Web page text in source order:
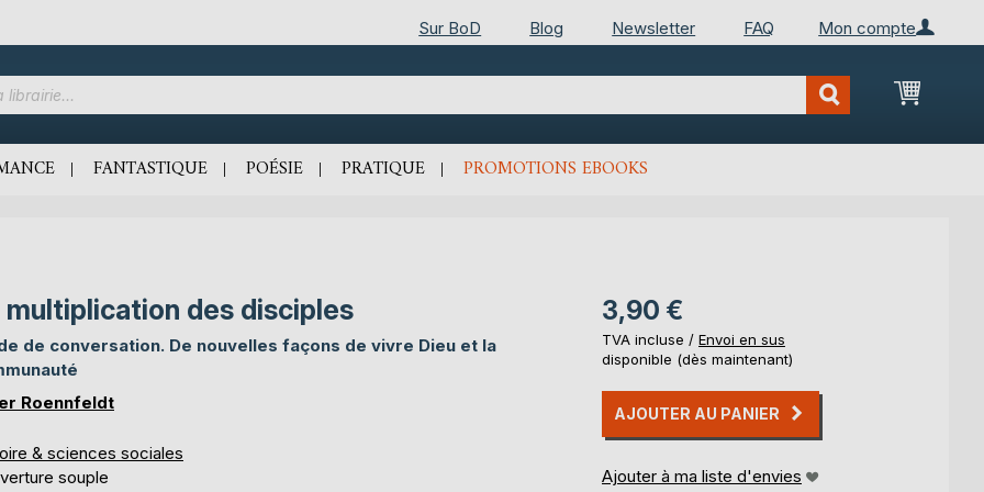
Mon compte
Sur BoD Blog Newsletter FAQ
Mon
FANTASTIQUE POÉSIE PRATIQUE PROMOTIONS EBOOKS
multiplication des disciples
de conversation. De nouvelles façons de vivre Dieu et la
Roennfeldt
& sciences sociales
souple
3,90 €
TVA incluse / Envoi en sus
disponible (dès maintenant)
AJOUTER AU PANIER
Ajouter à ma liste d'envies